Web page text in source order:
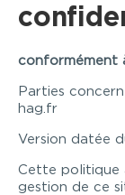
conformément
Parties
hag.fr
Version datée
Cette politique
gestion de ce